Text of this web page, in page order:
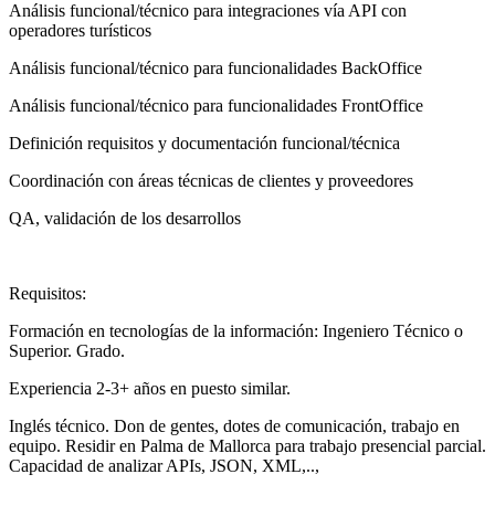
Análisis funcional/técnico para integraciones vía API con
operadores turísticos
Análisis funcional/técnico para funcionalidades BackOffice
Análisis funcional/técnico para funcionalidades FrontOffice
Definición requisitos y documentación funcional/técnica
Coordinación con áreas técnicas de clientes y proveedores
QA, validación de los desarrollos
Requisitos:
Formación en tecnologías de la información: Ingeniero Técnico o
Superior. Grado.
Experiencia 2-3+ años en puesto similar.
Inglés técnico. Don de gentes, dotes de comunicación, trabajo en
equipo. Residir en Palma de Mallorca para trabajo presencial parcial.
Capacidad de analizar APIs, JSON, XML,..,